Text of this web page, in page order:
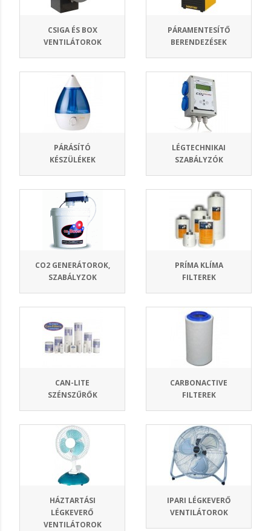
CSIGA ÉS BOX
VENTILÁTOROK
PÁRAMENTESÍTŐ
BERENDEZÉSEK
PÁRÁSÍTÓ
KÉSZÜLÉKEK
LÉGTECHNIKAI
SZABÁLYZÓK
CO2 GENERÁTOROK,
SZABÁLYZOK
PRÍMA KLÍMA
FILTEREK
CAN-LITE
SZÉNSZŰRŐK
CARBONACTIVE
FILTEREK
HÁZTARTÁSI
LÉGKEVERŐ
VENTILÁTOROK
IPARI LÉGKEVERŐ
VENTILÁTOROK